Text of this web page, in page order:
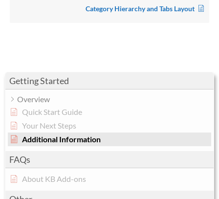
Getting Started
Overview
Quick Start Guide
Your Next Steps
Additional Information
FAQs
About KB Add-ons
Category Hierarchy and Tabs Layout